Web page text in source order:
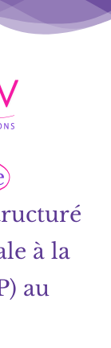
à la
au